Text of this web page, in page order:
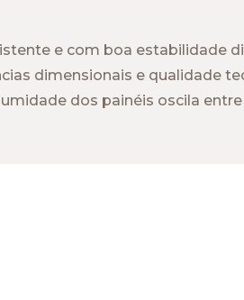
e com boa estabilidade
dimensionais e qualidade
umidade dos painéis oscila